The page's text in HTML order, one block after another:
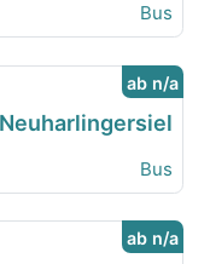
Bus
ab n/a
Neuharlingersiel
Bus
ab n/a